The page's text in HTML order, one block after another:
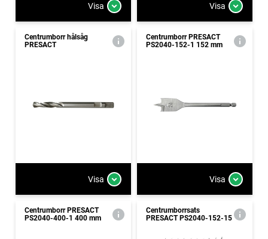
Visa Visa
Centrumborr hålsåg
PRESACT
Visa
Centrumborr PRESACT
PS2040-152-1 152 mm
Visa
Centrumborr PRESACT
PS2040-400-1 400 mm
Centrumborrsats
PRESACT PS2040-152-15